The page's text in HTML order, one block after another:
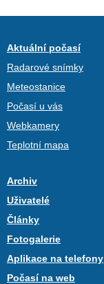
Aktuální počasí
Radarové snímky
Meteostanice
Počasí u vás
Webkamery
Teplotní mapa
Archiv
Uživatelé
Články
Fotogalerie
Aplikace na telefony
Počasí na web